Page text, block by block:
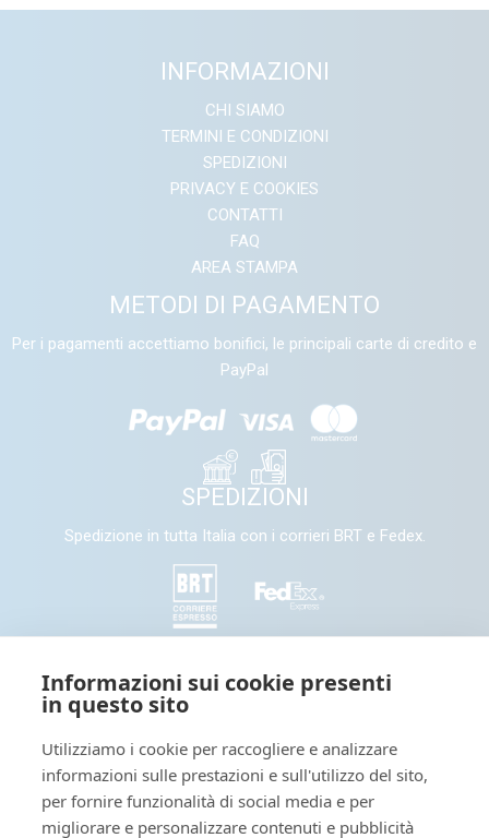
Informazioni sui cookie presenti
in questo sito
Utilizziamo i cookie per raccogliere e analizzare
informazioni sulle prestazioni e sull'utilizzo del sito,
per fornire funzionalità di social media e per
migliorare e personalizzare contenuti e pubblicità
INFORMAZIONI
CHI SIAMO
TERMINI E CONDIZIONI
SPEDIZIONI
PRIVACY E COOKIES
CONTATTI
FAQ
AREA STAMPA
METODI DI PAGAMENTO
Per i pagamenti accettiamo bonifici, le principali carte di credito e
PayPal
SPEDIZIONI
Spedizione in tutta Italia con i corrieri BRT e Fedex.
SEGUICI
Seguici e condividi con noi sui nostri canali social
Tieniti informato: leggi il nostro